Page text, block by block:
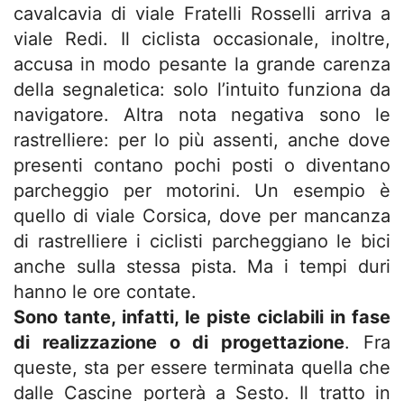
cavalcavia di viale Fratelli Rosselli arriva a
viale Redi. Il ciclista occasionale, inoltre,
accusa in modo pesante la grande carenza
della segnaletica: solo l’intuito funziona da
navigatore. Altra nota negativa sono le
rastrelliere: per lo più assenti, anche dove
presenti contano pochi posti o diventano
parcheggio per motorini. Un esempio è
quello di viale Corsica, dove per mancanza
di rastrelliere i ciclisti parcheggiano le bici
anche sulla stessa pista. Ma i tempi duri
hanno le ore contate.
Sono tante, infatti, le piste ciclabili in fase
di realizzazione o di progettazione. Fra
queste, sta per essere terminata quella che
dalle Cascine porterà a Sesto. Il tratto in